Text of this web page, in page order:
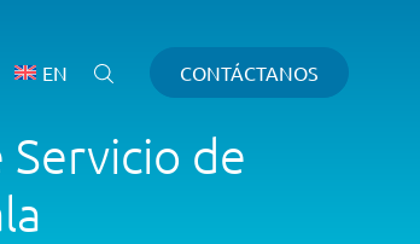
EN CONTÁCTANOS
Servicio de